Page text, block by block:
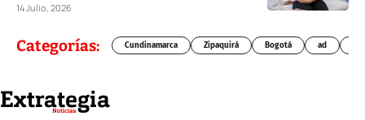
14 Julio, 2026
Categorías: Cundinamarca Zipaquirá Bogotá ad